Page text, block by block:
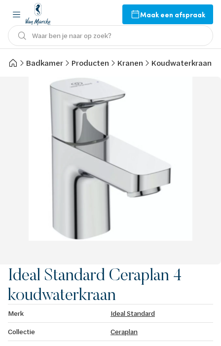
Maak een afspraak
Waar ben je naar op zoek?
Badkamer Producten Kranen Koudwaterkraan
Ideal Standard Ceraplan 4
koudwaterkraan
Merk
Ideal Standard
Collectie
Ceraplan